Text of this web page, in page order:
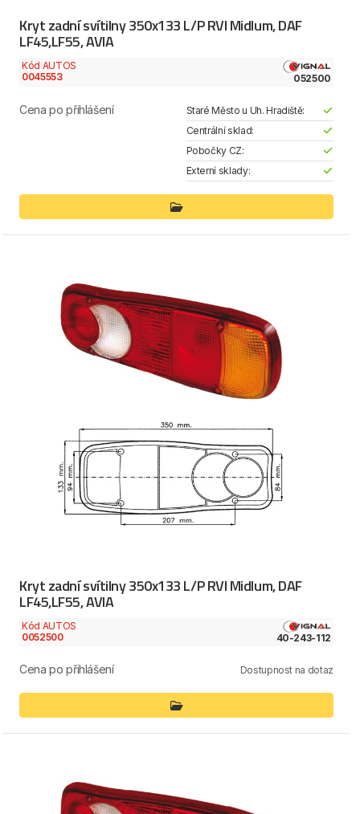
Kryt zadní svítilny 350x133 L/P RVI Midlum, DAF
LF45,LF55, AVIA
Kód AUTOS
0045553
052500
Cena po přihlášení
Staré Město u Uh. Hradiště:
Centrální sklad:
Pobočky CZ:
Externí sklady:
Kryt zadní svítilny 350x133 L/P RVI Midlum, DAF
LF45,LF55, AVIA
Kód AUTOS
0052500
40-243-112
Cena po přihlášení Dostupnost na dotaz